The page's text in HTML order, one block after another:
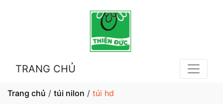
TRANG CHỦ
Trang chủ / túi nilon / túi hd